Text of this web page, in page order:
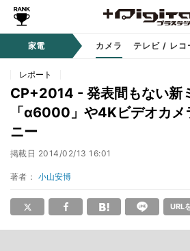
家電 カメラ テレビ / レコ
レポート
CP+2014 - 発表間もない新
「α6000」や4Kビデオカメ
ニー
掲載日 2014/02/13 16:01
著者： 小山安博
URL